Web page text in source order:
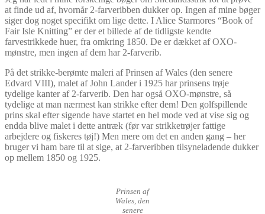
at finde ud af, hvornår 2-farveribben dukker op. Ingen af mine bøger
siger dog noget specifikt om lige dette. I Alice Starmores “Book of
Fair Isle Knitting” er der et billede af de tidligste kendte
farvestrikkede huer, fra omkring 1850. De er dækket af OXO-
mønstre, men ingen af dem har 2-farverib.
På det strikke-berømte maleri af Prinsen af Wales (den senere
Edvard VIII), malet af John Lander i 1925 har prinsens trøje
tydelige kanter af 2-farverib. Den har også OXO-mønstre, så
tydelige at man nærmest kan strikke efter dem! Den golfspillende
prins skal efter sigende have startet en hel mode ved at vise sig og
endda blive malet i dette antræk (før var strikketrøjer fattige
arbejdere og fiskeres tøj!) Men mere om det en anden gang – her
bruger vi ham bare til at sige, at 2-farveribben tilsyneladende dukker
op mellem 1850 og 1925.
Prinsen af
Wales, den
senere